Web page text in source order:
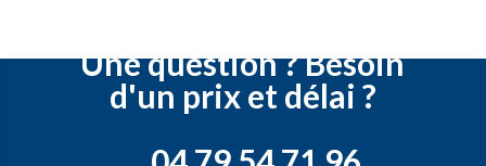
Une question ? Besoin
d'un prix et délai ?